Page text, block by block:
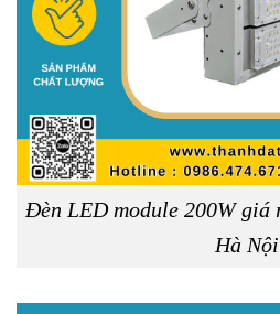
Đèn LED module 200W
Hà Nội